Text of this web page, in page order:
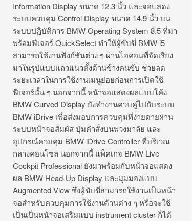
Information Display ขนาด 12.3 นิ้ว และจอแสดง
ระบบควบคุม Control Display ขนาด 14.9 นิ้ว บน
ระบบปฏิบัติการ BMW Operating System 8.5 ที่มา
พร้อมฟีเจอร์ QuickSelect ทำให้ผู้ขับขี่ BMW i5
สามารถใช้งานฟังก์ชันต่าง ๆ ผ่านไอคอนที่จัดเรียง
มาในรูปแบบแถวแนวตั้งด้านข้างคนขับ ช่วยลด
ระยะเวลาในการใช้งานเมนูย่อยก่อนการเปิดใช้
ฟีเจอร์นั้น ๆ นอกจากนี้ หน้าจอแสดงผลแบบโค้ง
BMW Curved Display ยังทำงานควบคู่ไปกับระบบ
BMW iDrive เพื่อส่งมอบการควบคุมที่ง่ายดายผ่าน
ระบบหน้าจอสัมผัส ปุ่มคำสั่งบนพวงมาลัย และ
อุปกรณ์ควบคุม BMW iDrive Controller ที่บริเวณ
กลางคอนโซล นอกจากนี้ แพ็คเกจ BMW Live
Cockpit Professional ยังมาพร้อมกับหน้าจอแสดง
ผล BMW Head-Up Display และมุมมองแบบ
Augmented View ซึ่งผู้ขับขี่สามารถใช้งานเป็นหน้า
จอสำหรับควบคุมการใช้งานด้านต่าง ๆ หรือจะใช้
เป็นเป็นหน้าจอเสริมแบบ instrument cluster ก็ได้